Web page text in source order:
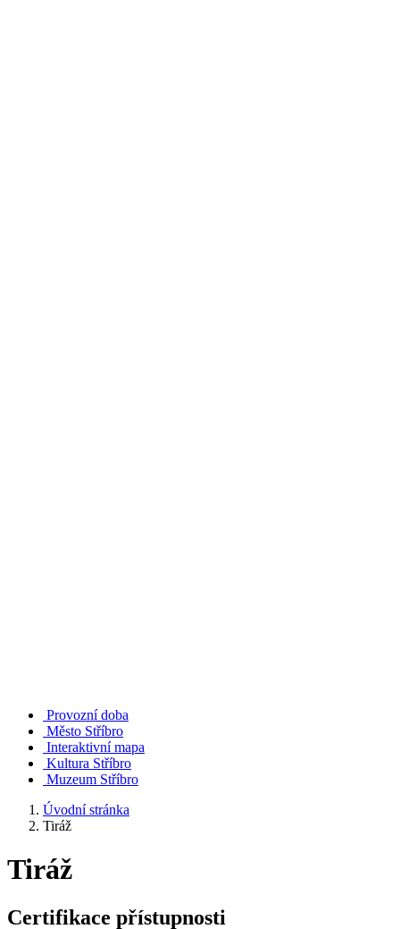
Provozní doba
Město Stříbro
Interaktivní mapa
Kultura Stříbro
Muzeum Stříbro
Úvodní stránka
Tiráž
Tiráž
Certifikace přístupnosti